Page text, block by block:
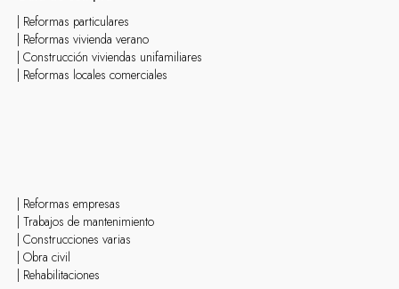
| Reformas empresas
| Trabajos de mantenimiento
| Construcciones varias
| Obra civil
| Rehabilitaciones
| Reformas particulares
| Reformas vivienda verano
| Construcción viviendas unifamiliares
| Reformas locales comerciales